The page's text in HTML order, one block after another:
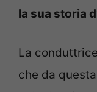
la sua storia
La
che da